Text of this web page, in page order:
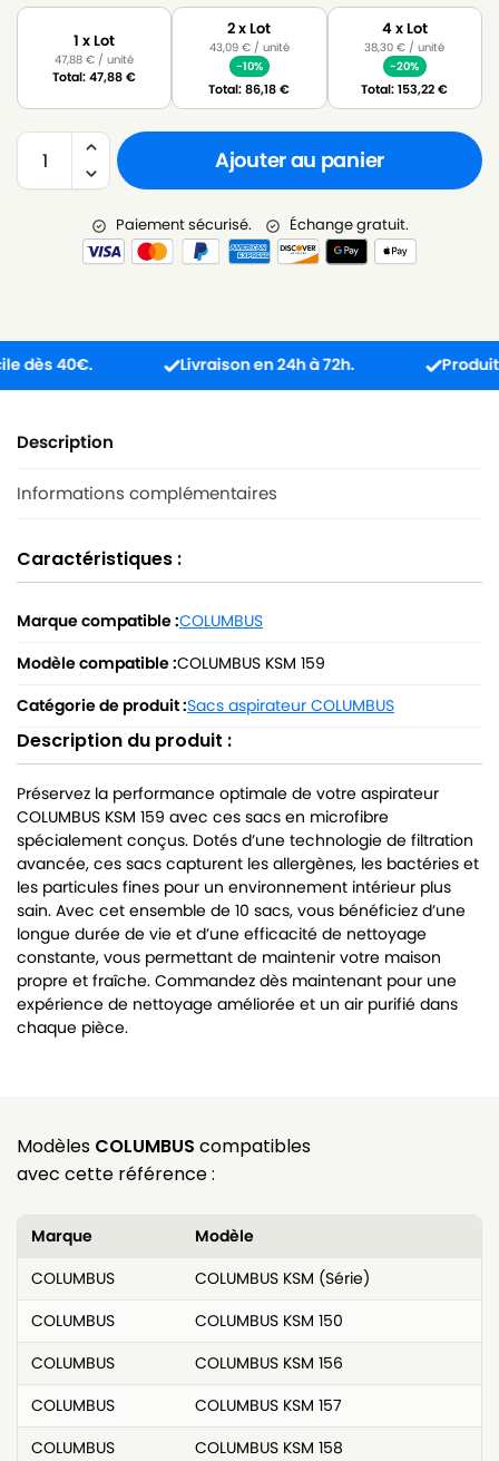
1 x Lot
47,88€ / unité
Total:47,88€
2 x Lot
43,09 €/ unité
-10%
Total:86,18€
4 x Lot
38,30€ / unité
-20%
Total:153,22€
Ajouter au panier
Paiement sécurisé. Échange gratuit.
40€. Livraison en 24h à 72h. Produit
Description
Informations complémentaires
Caractéristiques :
Marque compatible :COLUMBUS
Modèle compatible :COLUMBUS KSM 159
Catégorie de produit :Sacs aspirateur COLUMBUS
Description du produit :
Préservez la performance optimale de votre aspirateur
COLUMBUS KSM 159 avec ces sacs en microfibre
spécialement conçus. Dotés d’une technologie de filtration
avancée, ces sacs capturent les allergènes, les bactéries et
les particules fines pour un environnement intérieur plus
sain. Avec cet ensemble de 10 sacs, vous bénéficiez d’une
longue durée de vie et d’une efficacité de nettoyage
constante, vous permettant de maintenir votre maison
propre et fraîche. Commandez dès maintenant pour une
expérience de nettoyage améliorée et un air purifié dans
chaque pièce.
Modèles COLUMBUS compatibles
avec cette référence :
Marque
Modèle
COLUMBUS
COLUMBUS KSM (Série)
COLUMBUS
COLUMBUS KSM 150
COLUMBUS
COLUMBUS KSM 156
COLUMBUS
COLUMBUS KSM 157
COLUMBUS
COLUMBUS KSM 158